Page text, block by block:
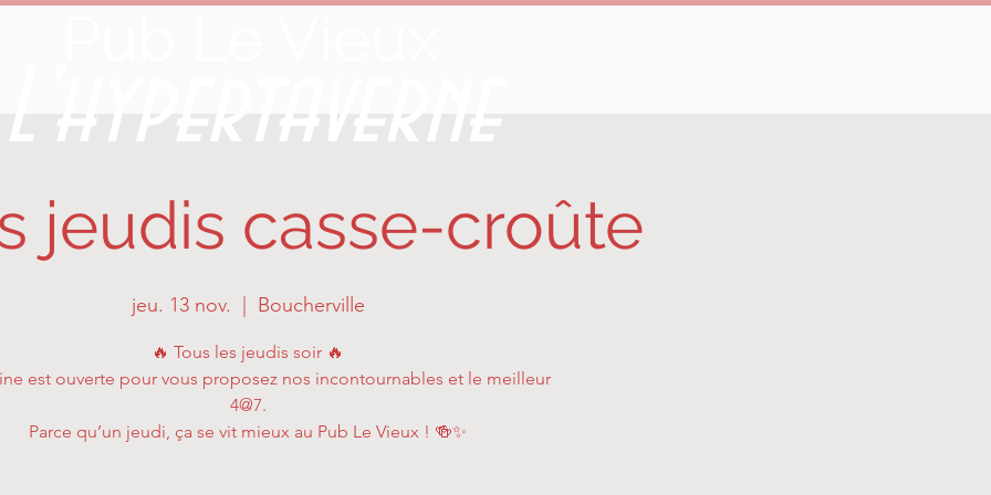
jeudis casse-croûte
jeu. 13 nov. Boucherville
🔥 Tous les jeudis soir 🔥
est ouverte pour vous proposez nos incontournables et le meilleur
4@7.
Parce qu’un jeudi, ça se vit mieux au Pub Le Vieux ! 🍻✨